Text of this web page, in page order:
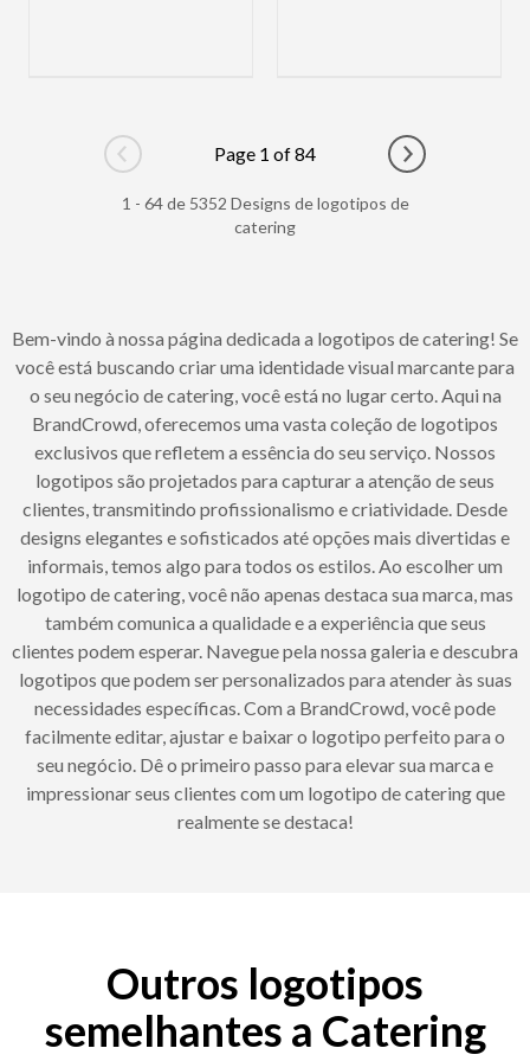
Go to previous page
Page 1 of 84
Go to next
1 - 64 de 5352 Designs de logotipos de
catering
Bem-vindo à nossa página dedicada a logotipos de catering! Se
você está buscando criar uma identidade visual marcante para
o seu negócio de catering, você está no lugar certo. Aqui na
BrandCrowd, oferecemos uma vasta coleção de logotipos
exclusivos que refletem a essência do seu serviço. Nossos
logotipos são projetados para capturar a atenção de seus
clientes, transmitindo profissionalismo e criatividade. Desde
designs elegantes e sofisticados até opções mais divertidas e
informais, temos algo para todos os estilos. Ao escolher um
logotipo de catering, você não apenas destaca sua marca, mas
também comunica a qualidade e a experiência que seus
clientes podem esperar. Navegue pela nossa galeria e descubra
logotipos que podem ser personalizados para atender às suas
necessidades específicas. Com a BrandCrowd, você pode
facilmente editar, ajustar e baixar o logotipo perfeito para o
seu negócio. Dê o primeiro passo para elevar sua marca e
impressionar seus clientes com um logotipo de catering que
realmente se destaca!
Outros logotipos
semelhantes a Catering